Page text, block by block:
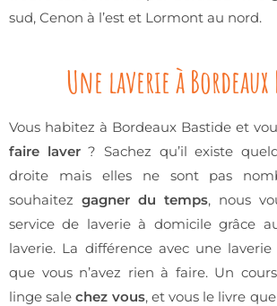
sud, Cenon à l’est et Lormont au nord.
Une laverie à Bordeaux
Vous habitez à Bordeaux Bastide et
faire laver? Sachez qu’il existe
droite mais elles ne sont pas
souhaitez gagner du temps, nous
service de laverie à domicile grâce
laverie. La différence avec une
que vous n’avez rien à faire. Un
linge salechez vous, et vous le livre